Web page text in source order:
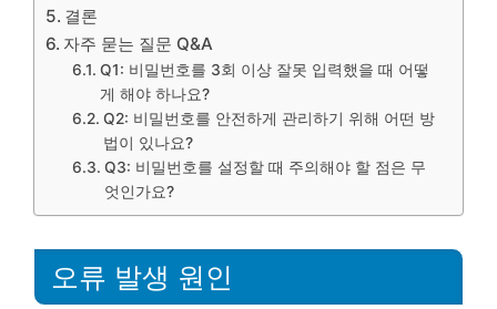
결론
자주 묻는 질문 Q&A
Q1: 비밀번호를 3회 이상 잘못 입력했을 때 어떻
게 해야 하나요?
Q2: 비밀번호를 안전하게 관리하기 위해 어떤 방
법이 있나요?
Q3: 비밀번호를 설정할 때 주의해야 할 점은 무
엇인가요?
오류 발생 원인